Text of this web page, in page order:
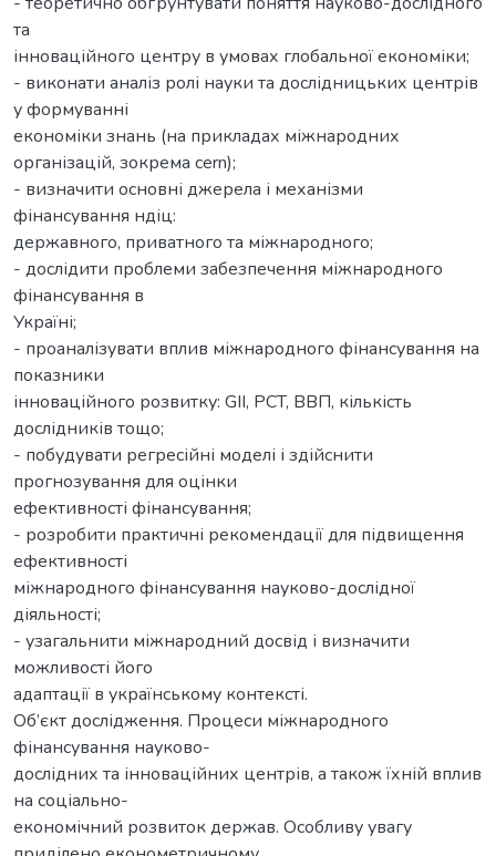
та
інноваційного центру в умовах глобальної економіки;
- виконати аналіз ролі науки та дослідницьких центрів
у формуванні
економіки знань (на прикладах міжнародних
організацій, зокрема cern);
- визначити основні джерела і механізми
фінансування ндіц:
державного, приватного та міжнародного;
- дослідити проблеми забезпечення міжнародного
фінансування в
Україні;
- проаналізувати вплив міжнародного фінансування на
показники
інноваційного розвитку: GII, PCT, ВВП, кількість
дослідників тощо;
- побудувати регресійні моделі і здійснити
прогнозування для оцінки
ефективності фінансування;
- розробити практичні рекомендації для підвищення
ефективності
міжнародного фінансування науково-дослідної
діяльності;
- узагальнити міжнародний досвід і визначити
можливості його
адаптації в українському контексті.
Об’єкт дослідження. Процеси міжнародного
фінансування науково-
дослідних та інноваційних центрів, а також їхній вплив
на соціально-
економічний розвиток держав. Особливу увагу